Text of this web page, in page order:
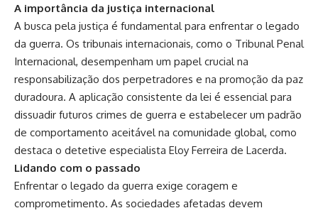
A importância da justiça internacional
A busca pela justiça é fundamental para enfrentar o legado
da guerra. Os tribunais internacionais, como o Tribunal Penal
Internacional, desempenham um papel crucial na
responsabilização dos perpetradores e na promoção da paz
duradoura. A aplicação consistente da lei é essencial para
dissuadir futuros crimes de guerra e estabelecer um padrão
de comportamento aceitável na comunidade global, como
destaca o detetive especialista Eloy Ferreira de Lacerda.
Lidando com o passado
Enfrentar o legado da guerra exige coragem e
comprometimento. As sociedades afetadas devem